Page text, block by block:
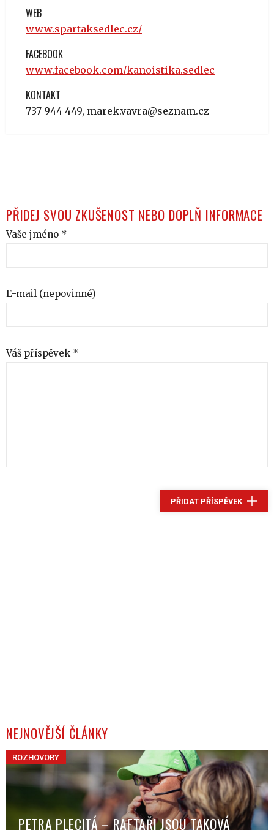
WEB
www.spartaksedlec.cz/
FACEBOOK
www.facebook.com/kanoistika.sedlec
KONTAKT
737 944 449, marek.vavra@seznam.cz
PŘIDEJ SVOU ZKUŠENOST NEBO DOPLŇ INFORMACE
Vaše jméno *
E-mail (nepovinné)
Váš příspěvek *
PŘIDAT PŘÍSPĚVEK
NEJNOVĚJŠÍ ČLÁNKY
ROZHOVORY
PETRA PLECITÁ – RAFTAŘI JSOU TAKOVÁ